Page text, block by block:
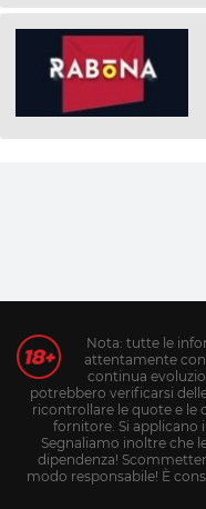
Nota: tutte le
attentamente
continua
potrebbero verificarsi
ricontrollare le quote e le
fornitore. Si applicano
Segnaliamo inoltre che
dipendenza!
modo responsabile! È